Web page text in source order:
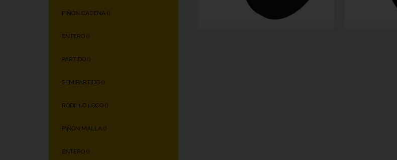
PIÑÓN CADENA ()
ENTERO ()
PARTIDO ()
SEMIPARTIDO ()
RODILLO LOCO ()
PIÑÓN MALLA ()
ENTERO ()